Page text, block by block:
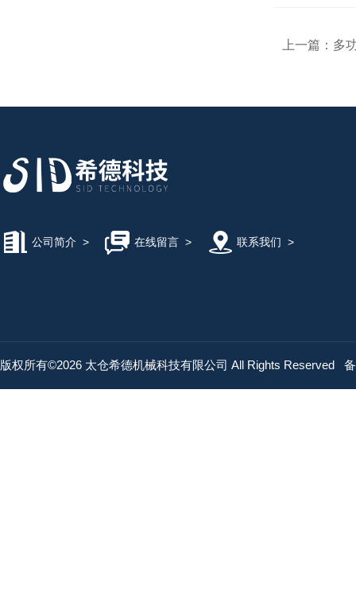
上一篇： 多
公司简介 > 在线留言> 联系我们 >
版权所有©2026 太仓希德机械科技有限公司 All Rights Reserved